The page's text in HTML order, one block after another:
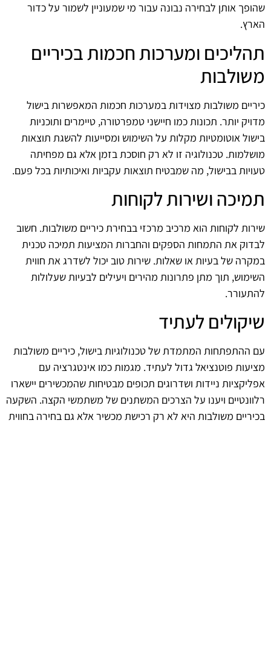
שהופך אותן לבחירה נבונה עבור מי שמעוניין לשמור על כדור
הארץ.
תהליכים ומערכות חכמות בכיריים
משולבות
כיריים משולבות מצוידות במערכות חכמות המאפשרות בישול
מדויק יותר. תכונות כמו חיישני טמפרטורה, טיימרים ותוכניות
בישול אוטומטיות מקלות על השימוש ומסייעות להשגת תוצאות
מושלמות. טכנולוגיה זו לא רק חוסכת בזמן אלא גם מפחיתה
טעויות בבישול, מה שמבטיח תוצאות עקביות ואיכותיות בכל פעם.
תמיכה ושירות לקוחות
שירות לקוחות הוא מרכיב מרכזי בבחירת כיריים משולבות. חשוב
לבדוק את התמחות הספקים והחברות המציעות תמיכה טכנית
במקרה של בעיות או שאלות. שירות טוב יכול לשדרג את חווית
השימוש, תוך מתן פתרונות מהירים ויעילים לבעיות שעלולות
להתעורר.
שיקולים לעתיד
עם ההתפתחות המתמדת של טכנולוגיות בישול, כיריים משולבות
מציעות פוטנציאל גדול לעתיד. מגמות כמו אינטגרציה עם
אפליקציות ניידות ושדרוגים תכופים מבטיחות שהמכשירים יישארו
רלוונטיים ויענו על הצרכים המשתנים של משתמשי הקצה. השקעה
בכיריים משולבות היא לא רק רכישת מכשיר אלא גם בחירה בחווית